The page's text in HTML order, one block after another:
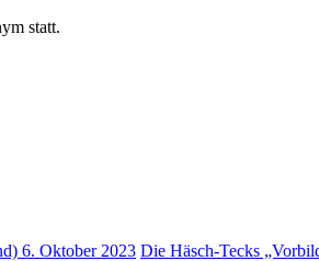
statt.
6. Oktober 2023 Die Häsch-Tecks